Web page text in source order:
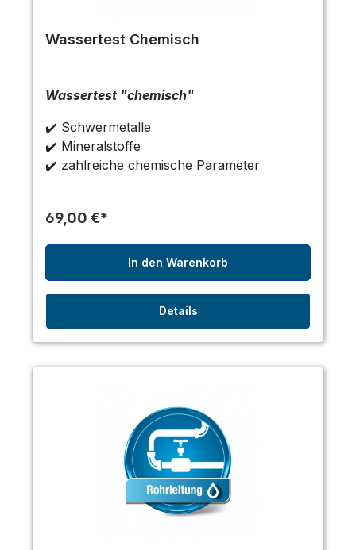
Wassertest Chemisch
Wassertest "chemisch"
✔️ Schwermetalle
✔️ Mineralstoffe
✔️ zahlreiche chemische Parameter
69,00 €*
In den Warenkorb
Details